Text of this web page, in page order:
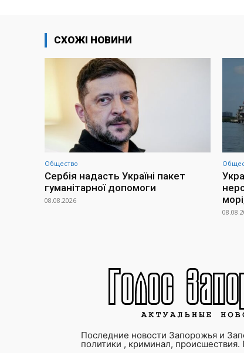
СХОЖІ НОВИНИ
Общество
Сербія надасть Україні пакет
гуманітарної допомоги
08.08.2026
Последние новости Запорожья и
политики , криминал,